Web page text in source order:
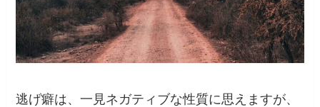
逃げ癖は、一見ネガティブな性質に思えますが、